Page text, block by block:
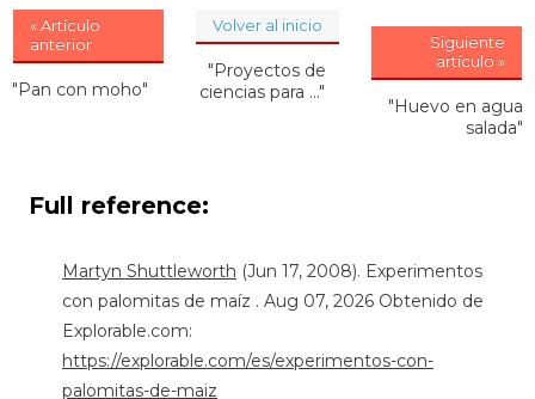
« Artículo
anterior
"Pan con moho"
Volver al inicio
"Proyectos de
ciencias para ..."
Siguiente
artículo »
"Huevo en agua
salada"
Full reference:
Martyn Shuttleworth (Jun 17, 2008). Experimentos
con palomitas de maíz . Aug 07, 2026 Obtenido de
Explorable.com:
https://explorable.com/es/experimentos-con-
palomitas-de-maiz